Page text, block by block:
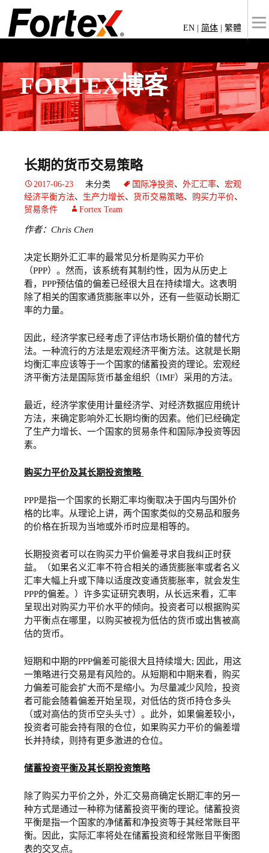
EN 简体 繁體
FORTEX博客
长期的货币交易策略
2017-06-23 未分类 国际净投资、 外汇汇率、 宏观
经济平衡方法、 生产力增长、 货币交易策略、 购买力平价、
贸易条件
Fortex Team
作者：Chris Chen
决定长期外汇汇率的最常见分析是购买力平价
（PPP）。然而，该系统有其制约性，因为从历史上
看，PPP预估值的偏差已经很大且在持续增大。这表明
除了相关的国家通货膨胀率以外，还有一些驱动长期汇
率的力量。
因此，经济学家已经考虑了评估市场长期价值的替代方
法。一种流行的方法是宏观经济平衡方法。这就是长期
均衡汇率应该等于一个国家的储蓄投资的理论。宏观经
济平衡方法是国际货币基金组织（IMF）采用的方法。
最近，经济学家使用计量经济学、对经济数据应用统计
方法，来确定影响外汇长期均衡的因素。他们已经确定
了生产力增长、一个国家的贸易条件和国际净投资等因
素。
购买力平价及其长期投资策略
PPP是指一个国家的长期汇率均衡取决于国内与国外价
格的比率。从理论上讲，两个国家类似的交易品和服务
的价格在折现为当地或外币时应是相等的。
长期投资者可以在购买力平价偏差寻求自我纠正时获
益。（如果名义汇率不符合相关的通货膨胀率或者名义
汇率大幅上升或下降以适度改变通货膨胀率，就会发生
PPP的偏差。）许多实证研究表明，从长远来看，汇率
呈现出对购买力平价水平的倾向。投资者可以根据购买
力平衡点在哪里，以购买被视为低估的货币或出售被高
估的货币。
短期和中期的PPP偏差可能很大且持续增大; 因此，用这
一策略进行交易是有风险的。从短期和中期来看，购买
力偏差可能会扩大而不是缩小。为尽量减少风险，投资
者可能会随着偏差开始呈现，对低估的货币持仓多头
（或对高估的货币空头头寸）。此外，如果偏差较小，
投资者可能会持有限的仓位，如果购买力平价的偏差增
长并持续，则持有更多激进的仓位。
储蓄投资平衡及其长期投资策略
除了购买力平价之外，外汇交易商确定长期汇率的另一
种方式是通过一种称为储蓄投资平衡的理论。储蓄投资
平衡是指一个国家的净储蓄和净投资等于其经常账目平
衡。因此，实际汇率将处在储蓄投资和经常账目平衡图
表的交叉点。